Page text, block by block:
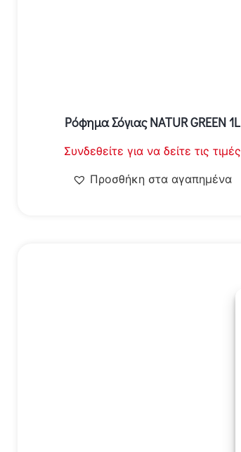
Ρόφημα Σόγιας NATUR GREEN 1L
Συνδεθείτε για να δείτε τις τιμές
Προσθήκη στα αγαπημένα